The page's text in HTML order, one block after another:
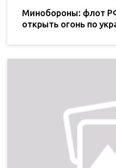
Минобороны: флот
открыть огонь по